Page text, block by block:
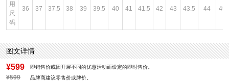
用
尺
码
36 37 37.5 38 39 39.5 40 41 41.5 42 43 43.5 44 45
图文详情
¥599 即销售价或因开展不同的优惠活动而设定的即时售价。
¥599 品牌商建议零售价或牌价。